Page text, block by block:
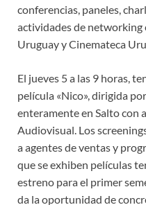
conferencias, paneles,
actividades de networking
Uruguay y Cinemateca
El jueves 5 a las 9 horas,
película «Nico», dirigida
enteramente en Salto con
Audiovisual. Los
a agentes de ventas y
que se exhiben películas
estreno para el primer
da la oportunidad de